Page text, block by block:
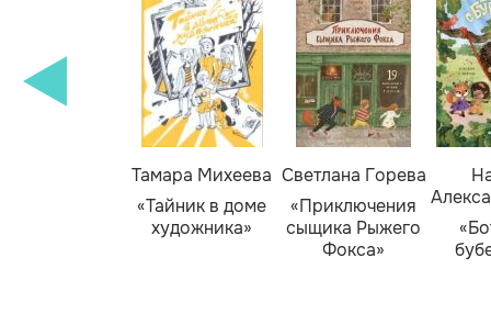
Тамара Михеева
«Тайник в доме
художника»
Светлана Горева
«Приключения
сыщика Рыжего
Фокса»